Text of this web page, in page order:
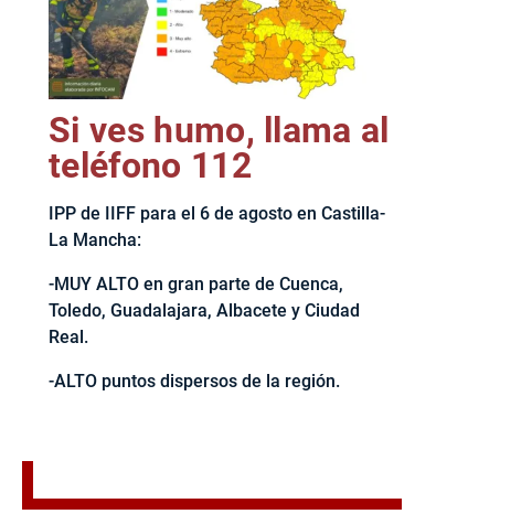
Si ves humo, llama al
teléfono 112
IPP de IIFF para el 6 de agosto en Castilla-
La Mancha:
-MUY ALTO en gran parte de Cuenca,
Toledo, Guadalajara, Albacete y Ciudad
Real.
-ALTO puntos dispersos de la región.